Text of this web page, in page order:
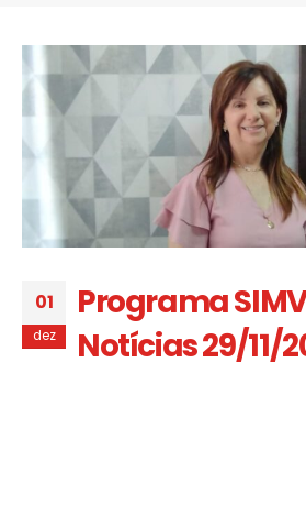
01
dez
Programa
Notícias 29/11/